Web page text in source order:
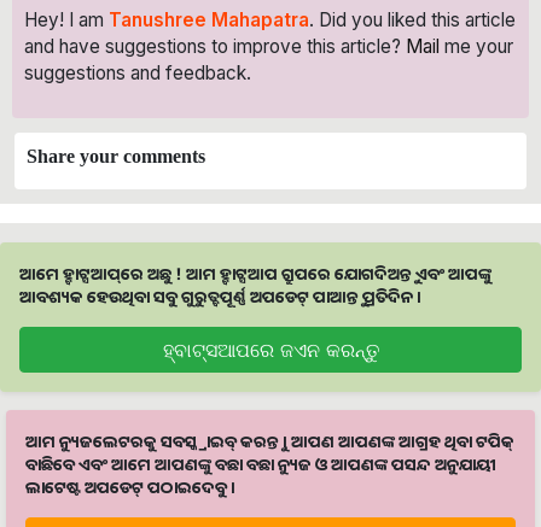
Hey! I am Tanushree Mahapatra. Did you liked this article
and have suggestions to improve this article? Mail me your
suggestions and feedback.
Share your comments
ଆମେ ହ୍ବାଟ୍ସଆପ୍‌ରେ ଅଛୁ ! ଆମ ହ୍ବାଟ୍ସଆପ ଗ୍ରୁପରେ ଯୋଗଦିଅନ୍ତୁ ଏବଂ ଆପଙ୍କୁ
ଆବଶ୍ୟକ ହେଉଥିବା ସବୁ ଗୁରୁତ୍ବପୂର୍ଣ୍ଣ ଅପଡେଟ୍‌ ପାଆନ୍ତୁ ପ୍ରତିଦିନ ।
ହ୍ବାଟ୍ସଆପରେ ଜଏନ କରନ୍ତୁ
ଆମ ନ୍ୟୁଜଲେଟରକୁ ସବସ୍କ୍ରାଇବ୍ କରନ୍ତୁ । ଆପଣ ଆପଣଙ୍କ ଆଗ୍ରହ ଥିବା ଟପିକ୍‌
ବାଛିବେ ଏବଂ ଆମେ ଆପଣଙ୍କୁ ବଛା ବଛା ନ୍ୟୁଜ ଓ ଆପଣଙ୍କ ପସନ୍ଦ ଅନୁଯାୟୀ
ଲାଟେଷ୍ଟ ଅପଡେଟ୍‌ ପଠାଇଦେବୁ ।